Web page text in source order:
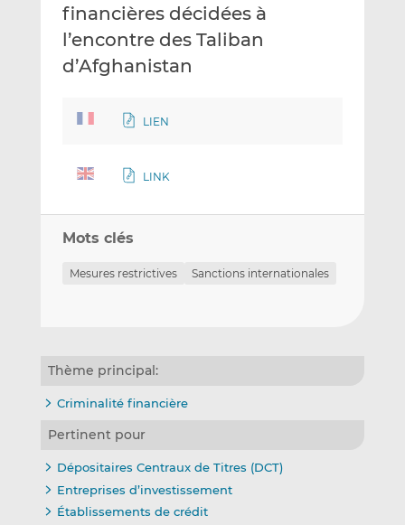
financières décidées à
l’encontre des Taliban
d’Afghanistan
LIEN
LINK
Mots clés
Mesures restrictives Sanctions internationales
Thème principal:
Criminalité financière
Pertinent pour
Dépositaires Centraux de Titres (DCT)
Entreprises d’investissement
Établissements de crédit